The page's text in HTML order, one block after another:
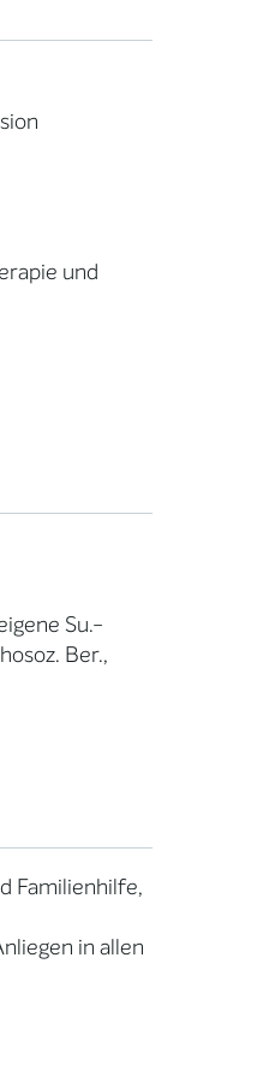
und
Su.-
Ber.,
Familienhilfe,
in allen